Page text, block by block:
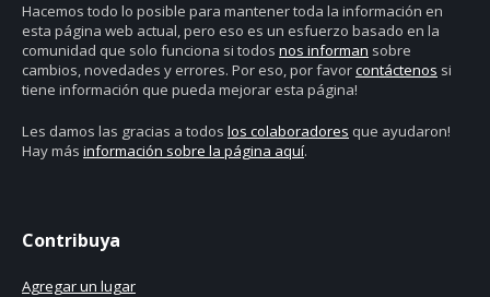
Hacemos todo lo posible para mantener toda la información en
esta página web actual, pero eso es un esfuerzo basado en la
comunidad que solo funciona si todos nos informan sobre
cambios, novedades y errores. Por eso, por favorcontáctenos si
tiene información que pueda mejorar esta página!
Les damos las gracias a todos los colaboradores que ayudaron!
Hay más información sobre la página aquí.
Contribuya
Agregar un lugar